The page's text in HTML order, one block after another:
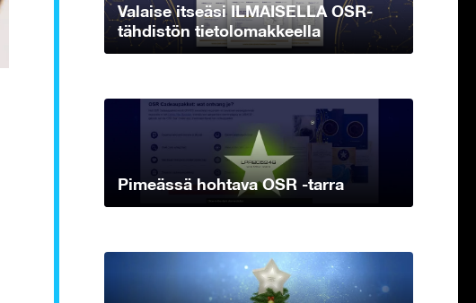
Valaise itseäsi ILMAISELLA OSR-
tähdistön tietolomakkeella
Pimeässä hohtava OSR -tarra